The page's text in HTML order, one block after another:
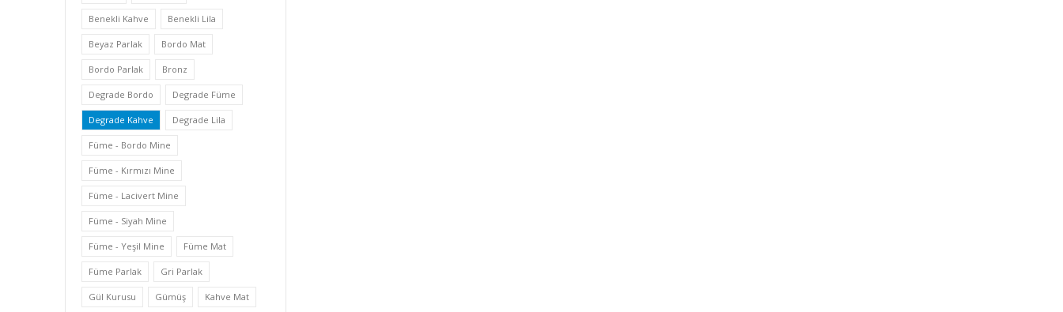
Benekli Kahve Benekli Lila
Beyaz Parlak Bordo Mat
Bordo Parlak Bronz
Degrade Bordo Degrade Füme
Degrade Kahve Degrade Lila
Füme - Bordo Mine
Füme - Kırmızı Mine
Füme - Lacivert Mine
Füme - Siyah Mine
Füme - Yeşil Mine Füme Mat
Füme Parlak Gri Parlak
Gül Kurusu Gümüş Kahve Mat